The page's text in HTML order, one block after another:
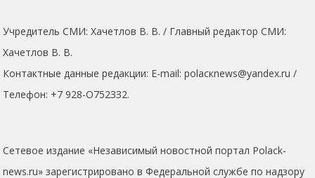
Учредитель СМИ: Хaчeтлoв B. B. / Главный редактор СМИ:
Хaчeтлoв B. B.
Контактные данные редакции: E-mail: polacкnews@yandex.ru /
Телефон: +7 928-O752ЗЗ2.
Сетевое издание «Независимый новостной портал Polack-
news.ru» зарегистрировано в Федеральной службе по надзору